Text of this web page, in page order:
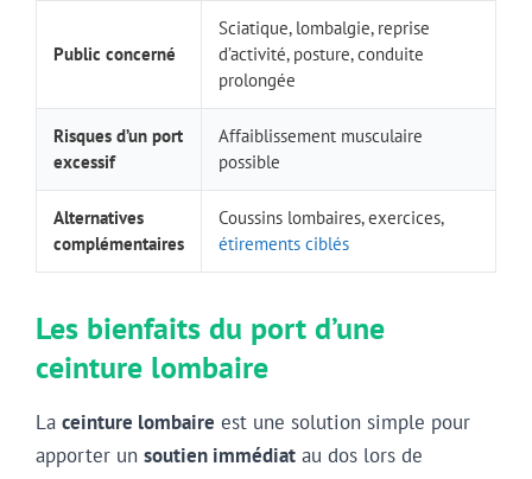
Public concerné
Sciatique, lombalgie, reprise
d’activité, posture, conduite
prolongée
Risques d’un port
excessif
Affaiblissement musculaire
possible
Alternatives
complémentaires
Coussins lombaires, exercices,
étirements ciblés
Les bienfaits du port d’une
ceinture lombaire
La ceinture lombaire est une solution simple pour
apporter un soutien immédiat au dos lors de